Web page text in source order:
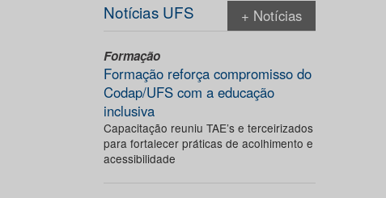
Notícias UFS + Notícias
Formação
Formação reforça compromisso do
Codap/UFS com a educação
inclusiva
Capacitação reuniu TAE’s e terceirizados
para fortalecer práticas de acolhimento e
acessibilidade